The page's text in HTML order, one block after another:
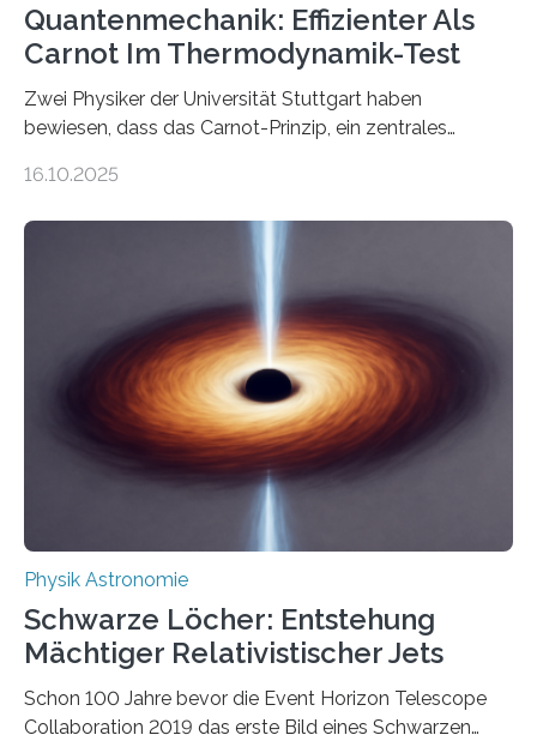
Quantenmechanik: Effizienter Als
Carnot Im Thermodynamik-Test
Zwei Physiker der Universität Stuttgart haben
bewiesen, dass das Carnot-Prinzip, ein zentrales
Größenordnung von Atomen gilt, deren physikalische
Quantenmotoren voranbringen. Das
Wissenschaftsjournal Science Advances veröffentlichte
die Herleitung. (DOI: 10.1126/sciadv.adw8462)
Verbrennungsmotoren oder Dampfturbinen sind
Wärmekraftmaschinen: Sie wandeln thermische
Energie in mechanische Bewegung um – oder anders
ausgedrückt, Wärme in Bewegung. In
quantenmechanischen Experimenten ist es in den…
16.10.2025
Physik Astronomie
Schwarze Löcher: Entstehung
Mächtiger Relativistischer Jets
Schon 100 Jahre bevor die Event Horizon Telescope
Collaboration 2019 das erste Bild eines Schwarzen